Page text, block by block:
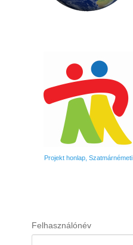
Projekt honlap, Szatmárnémeti
Felhasználónév